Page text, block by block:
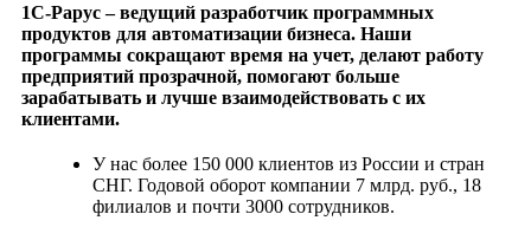
1С-Рарус – ведущий разработчик программных
продуктов для автоматизации бизнеса. Наши
программы сокращают время на учет, делают работу
предприятий прозрачной, помогают больше
зарабатывать и лучше взаимодействовать с их
клиентами.
У нас более 150 000 клиентов из России и стран
СНГ. Годовой оборот компании 7 млрд. руб., 18
филиалов и почти 3000 сотрудников.